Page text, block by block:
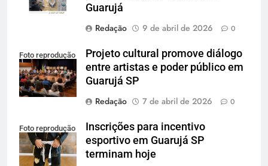
Guarujá
Redação
9 de abril de 2026 0
Foto reprodução
Projeto cultural promove diálogo
entre artistas e poder público em
Guarujá SP
Redação
7 de abril de 2026 0
Foto reprodução
Inscrições para incentivo
esportivo em Guarujá SP
terminam hoje